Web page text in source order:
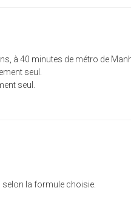
à 40 minutes de métro de
seul.
seul.
la formule choisie.